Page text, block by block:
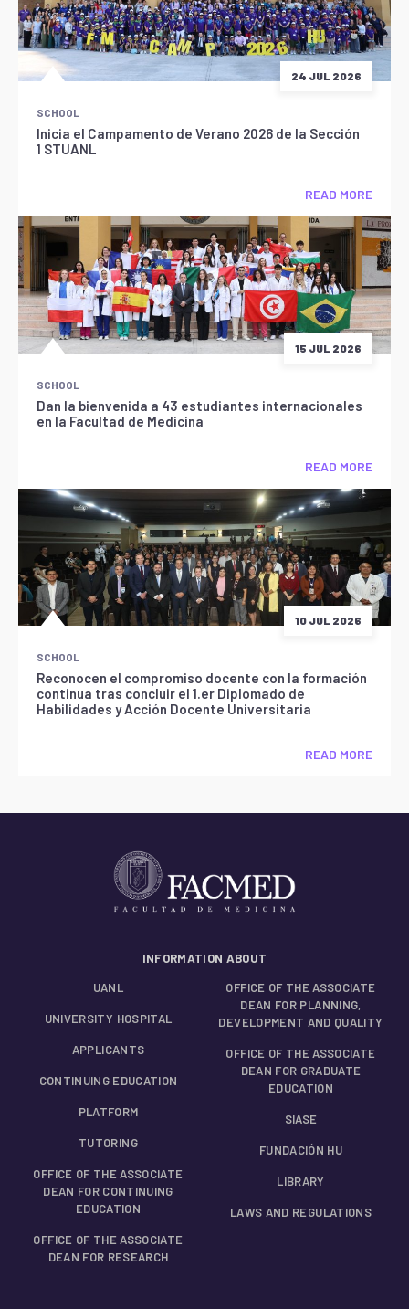
24 JUL 2026
SCHOOL
Inicia el Campamento de Verano 2026 de la Sección
1 STUANL
READ MORE
15 JUL 2026
SCHOOL
Dan la bienvenida a 43 estudiantes internacionales
en la Facultad de Medicina
READ MORE
10 JUL 2026
SCHOOL
Reconocen el compromiso docente con la formación
continua tras concluir el 1.er Diplomado de
Habilidades y Acción Docente Universitaria
READ MORE
INFORMATION ABOUT
UANL
UNIVERSITY HOSPITAL
APPLICANTS
CONTINUING EDUCATION
PLATFORM
TUTORING
OFFICE OF THE ASSOCIATE
DEAN FOR CONTINUING
EDUCATION
OFFICE OF THE ASSOCIATE
DEAN FOR RESEARCH
OFFICE OF THE ASSOCIATE
DEAN FOR PLANNING,
DEVELOPMENT AND QUALITY
OFFICE OF THE ASSOCIATE
DEAN FOR GRADUATE
EDUCATION
SIASE
FUNDACIÓN HU
LIBRARY
LAWS AND REGULATIONS